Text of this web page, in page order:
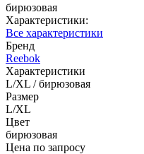
бирюзовая
Характеристики:
Все характеристики
Бренд
Reebok
Характеристики
L/XL / бирюзовая
Размер
L/XL
Цвет
бирюзовая
Цена по запросу